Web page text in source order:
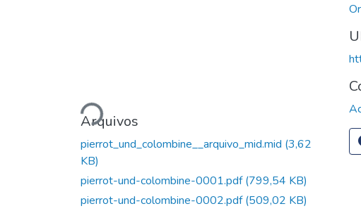
Carregando...
Arquivos
pierrot_und_colombine__arquivo_mid.mid (3,62
KB)
pierrot-und-colombine-0001.pdf(799,54 KB)
pierrot-und-colombine-0002.pdf(509,02 KB)